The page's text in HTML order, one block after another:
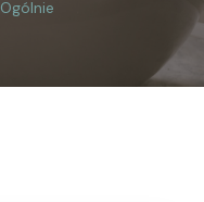
Ogólnie